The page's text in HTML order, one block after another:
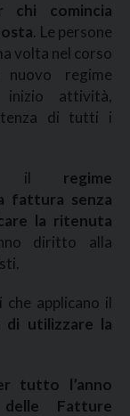
chi comincia
. Le persone
volta nel corso
regime
attività,
di tutti i
il regime
fattura senza
la ritenuta
diritto alla
applicano il
di utilizzare la
tutto l’anno
Fatture